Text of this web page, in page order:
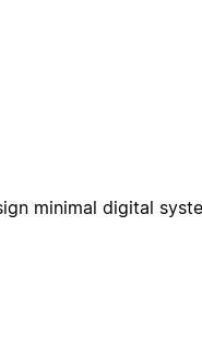
minimal digital